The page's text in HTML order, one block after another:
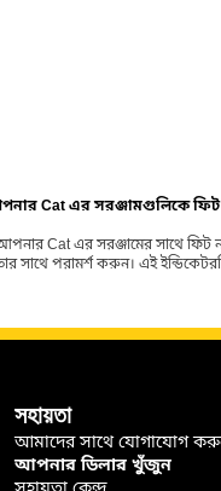
Cat এর সরঞ্জামগুলিকে
Cat এর সরঞ্জামের সাথে
পরামর্শ করুন। এই ইন্ডিকেটরটি
সহায়তা
আমাদের সাথে যোগাযোগ
আপনার ডিলার খুঁজুন